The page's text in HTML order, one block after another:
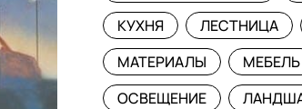
КУХНЯ
ЛЕСТНИЦА
МАТЕРИАЛЫ
МЕБЕЛЬ
ОСВЕЩЕНИЕ